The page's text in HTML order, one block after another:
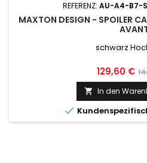
REFERENZ: AU-A4-B7-
MAXTON DESIGN - SPOILER
schwarz
Preis
129,60 €
 In den
